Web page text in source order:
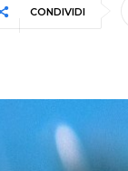
CONDIVIDI